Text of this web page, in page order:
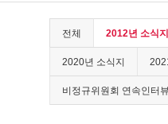
전체 2012년 소식
2020년 소식지
비정규위원회 연속인터뷰